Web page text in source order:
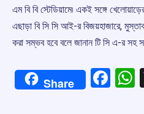
এম বি বি স্টেডিয়ামে৷ একই সঙ্গে
এছাড়া বি সি সি আই-র বিজয়হাজারে,
করা সম্ভব হবে বলে জানান টি সি এ-র সহ
Share